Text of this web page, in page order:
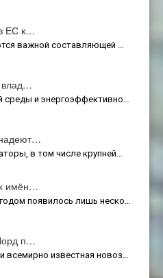
ЕС к…
важной составляющей …
влад…
и энергоэффективно…
в том числе крупней…
имён…
появилось лишь неско…
п…
всемирно известная новоз…